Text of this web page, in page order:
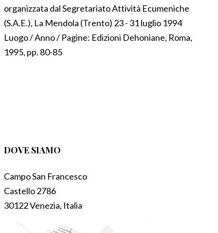
organizzata dal Segretariato Attività Ecumeniche
(S.A.E.), La Mendola (Trento) 23 - 31 luglio 1994
Luogo / Anno / Pagine: Edizioni Dehoniane, Roma,
1995, pp. 80-85
DOVE SIAMO
Campo San Francesco
Castello 2786
30122 Venezia, Italia